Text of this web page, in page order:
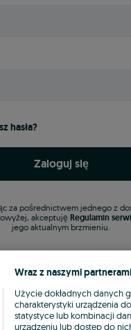
hasła?
Zaloguj się
za pośrednictwem jednego z
akceptuję Regulamin
jego aktualnym brzmieniu.
Wraz z naszymi
Użycie dokładnych danych
charakterystyki urządzenia
statystyce lub kombinacji
urządzeniu lub dostęp do